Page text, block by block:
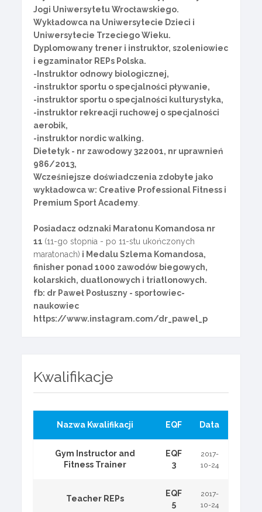
Jogi Uniwersytetu Wrocławskiego.
Wykładowca na Uniwersytecie Dzieci i
Uniwersytecie Trzeciego Wieku.
Dyplomowany trener i instruktor, szoleniowiec
i egzaminator REPs Polska.
-Instruktor odnowy biologicznej,
-instruktor sportu o specjalności pływanie,
-instruktor sportu o specjalności kulturystyka,
-instruktor rekreacji ruchowej o specjalności
aerobik,
-instruktor nordic walking.
Dietetyk - nr zawodowy 322001, nr uprawnień
986/2013,
Wcześniejsze doświadczenia zdobyte jako
wykładowca w: Creative Professional Fitness i
Premium Sport Academy.
Posiadacz odznaki Maratonu Komandosa nr
11 (11-go stopnia - po 11-stu ukończonych
maratonach) i Medalu Szlema Komandosa,
finisher ponad 1000 zawodów biegowych,
kolarskich, duatlonowych i triatlonowych.
fb: dr Paweł Posłuszny - sportowiec-
naukowiec
https://www.instagram.com/dr_pawel_p
Kwalifikacje
Nazwa Kwalifikacji EQF Data
Gym Instructor and
Fitness Trainer
EQF
3
2017-
10-24
Teacher REPs
EQF
5
2017-
10-24